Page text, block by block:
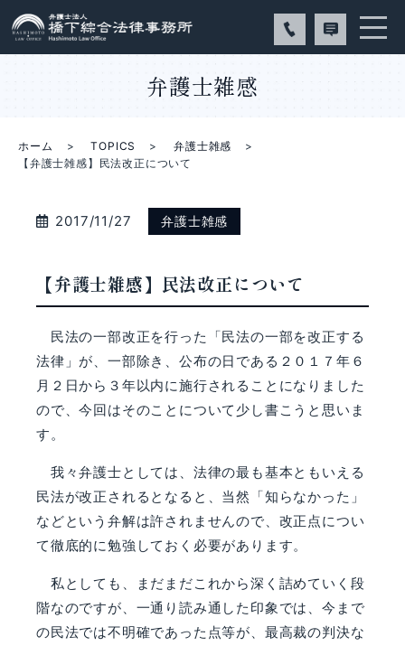
弁護士雑感
ホーム TOPICS
弁護士雑感
【弁護士雑感】民法改正について
2017/11/27 弁護士雑感
【弁護士雑感】民法改正について
民法の一部改正を行った「民法の一部を改正する
法律」が、一部除き、公布の日である ２０１７年６
月２日から３年以内に施行されることになりました
ので、今回はそのことについて少し書こうと思いま
す。
我々弁護士としては、法律の最も基本ともいえる
民法が改正されるとなると、当然「知 らなかった」
などという弁解は許されませんので、改正点につい
て徹底的に勉強しておく 必要があります。
私としても、まだまだこれから深く詰めていく段
階なのですが、一通り読み通した印象 では、今まで
の民法では不明確であった点等が、最高裁の判決な